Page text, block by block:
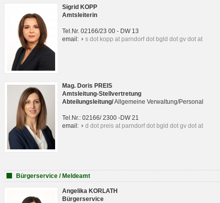
Sigrid KOPP
Amtsleiterin
Tel.Nr. 02166/23 00 - DW 13
email:
s dot kopp at parndorf dot bgld dot gv dot at
Mag. Doris PREIS
Amtsleitung-Stellvertretung
Abteilungsleitung/Allgemeine Verwaltung/Personal
Tel.Nr.: 02166/ 2300 -DW 21
email:
d dot preis at parndorf dot bgld dot gv dot at
Bürgerservice / Meldeamt
Angelika KORLATH
Bürgerservice